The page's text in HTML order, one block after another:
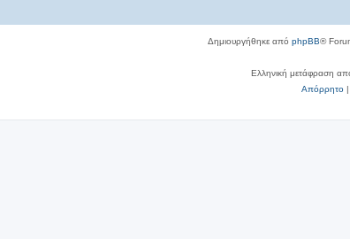
Δημιουργήθηκε από phpBB®
Ελληνική μετάφραση
Απόρρητο